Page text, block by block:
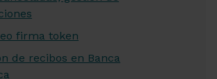
firma token
de recibos en Banca